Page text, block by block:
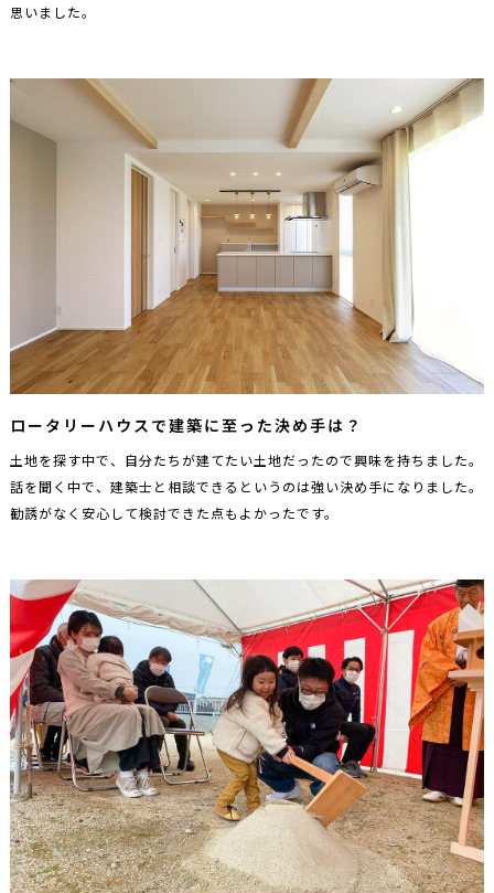
思いました。
ロータリーハウスで建築に至った決め手は？
土地を探す中で、自分たちが建てたい土地だったので興味を持ちました。
話を聞く中で、建築士と相談できるというのは強い決め手になりました。
勧誘がなく安心して検討できた点もよかったです。